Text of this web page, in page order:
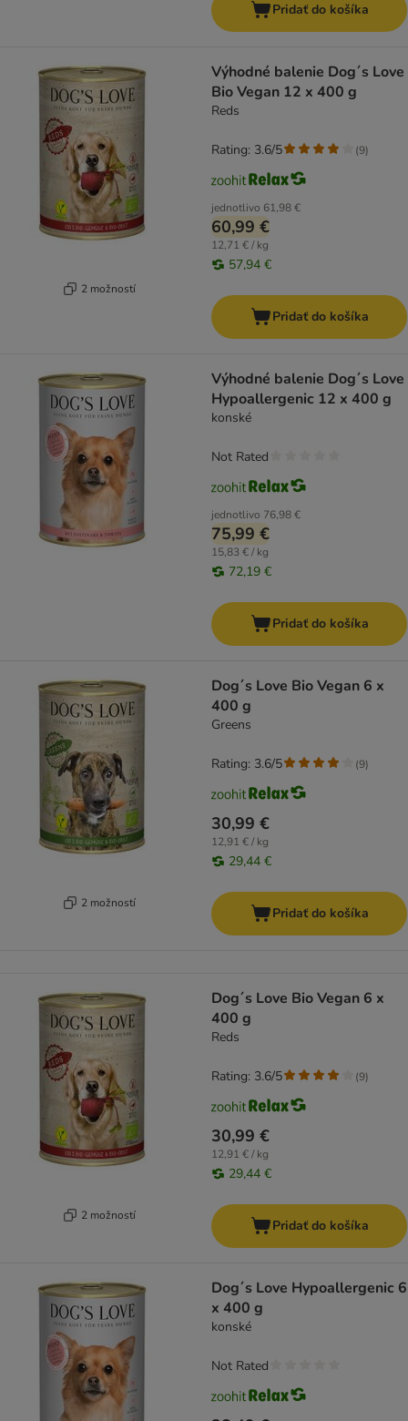
Pridať do košíka
2 možností
Výhodné balenie Dog´s Love
Bio Vegan 12 x 400 g
Reds
jednotlivo 61,98 €
60,99 €
12,71 € / kg
57,94 €
Rating: 3.6/5 (9)
Pridať do košíka
Výhodné balenie Dog´s Love
Hypoallergenic 12 x 400 g
konské
jednotlivo 76,98 €
75,99 €
15,83 € / kg
72,19 €
Not Rated
Pridať do košíka
2 možností
Dog´s Love Bio Vegan 6 x
400 g
Greens
30,99 €
12,91 € / kg
29,44 €
Rating: 3.6/5 (9)
Pridať do košíka
2 možností
Dog´s Love Bio Vegan 6 x
400 g
Reds
30,99 €
12,91 € / kg
29,44 €
Rating: 3.6/5 (9)
Pridať do košíka
Dog´s Love Hypoallergenic 6
x 400 g
konské
Not Rated